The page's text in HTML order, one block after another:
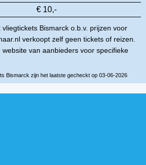
€ 10,-
Bismarck o.b.v. prijzen voor
verkoopt zelf geen tickets of reizen.
van aanbieders voor specifieke
Bismarck zijn het laatste gecheckt op 03-06-2026